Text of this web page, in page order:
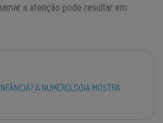
a atenção pode resultar em
A NUMEROLOGIA MOSTRA